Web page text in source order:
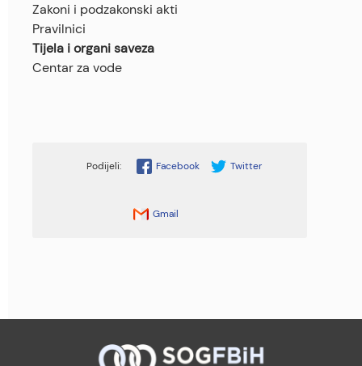
Zakoni i podzakonski akti
Pravilnici
Tijela i organi saveza
Centar za vode
Facebook Twitter
Gmail